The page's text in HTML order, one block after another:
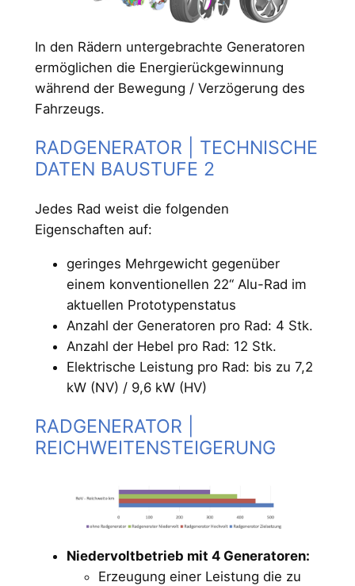
In den Rädern untergebrachte Generatoren
ermöglichen die Energierückgewinnung
während der Bewegung / Verzögerung des
Fahrzeugs.
RADGENERATOR | TECHNISCHE
DATEN BAUSTUFE 2
Jedes Rad weist die folgenden
Eigenschaften auf:
geringes Mehrgewicht gegenüber
einem konventionellen 22‘‘ Alu-Rad im
aktuellen Prototypenstatus
Anzahl der Generatoren pro Rad: 4 Stk.
Anzahl der Hebel pro Rad: 12 Stk.
Elektrische Leistung pro Rad: bis zu 7,2
kW (NV) / 9,6 kW (HV)
RADGENERATOR |
REICHWEITENSTEIGERUNG
Niedervoltbetrieb mit 4 Generatoren:
Erzeugung einer Leistung die zu